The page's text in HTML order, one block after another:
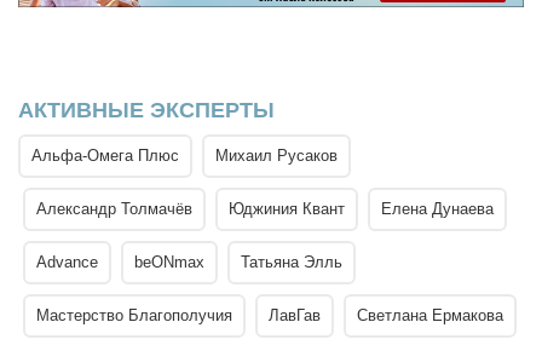
АКТИВНЫЕ ЭКСПЕРТЫ
Альфа-Омега Плюс Михаил Русаков
Александр Толмачёв Юджиния Квант Елена Дунаева
Advance beONmax Татьяна Элль
Мастерство Благополучия ЛавГав Светлана Ермакова